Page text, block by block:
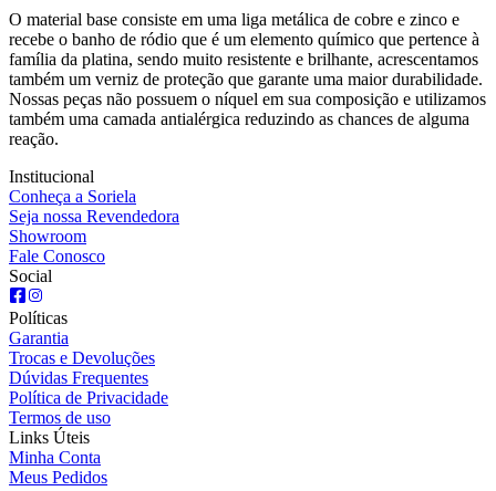
O material base consiste em uma liga metálica de cobre e zinco e
recebe o banho de ródio que é um elemento químico que pertence à
família da platina, sendo muito resistente e brilhante, acrescentamos
também um verniz de proteção que garante uma maior durabilidade.
Nossas peças não possuem o níquel em sua composição e utilizamos
também uma camada antialérgica reduzindo as chances de alguma
reação.
Institucional
Conheça a Soriela
Seja nossa Revendedora
Showroom
Fale Conosco
Social
Políticas
Garantia
Trocas e Devoluções
Dúvidas Frequentes
Política de Privacidade
Termos de uso
Links Úteis
Minha Conta
Meus Pedidos